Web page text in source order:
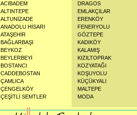
ACIBADEM
ALTINTEPE
ALTUNİZADE
ANADOLU HİSARI
ATAŞEHİR
BAĞLARBAŞI
BEYKOZ
BEYLERBEYİ
BOSTANCI
CADDEBOSTAN
ÇAMLICA
ÇENGELKÖY
ÇEŞİTLİ SEMTLER
DRAGOS
EMLAKÇILAR
ERENKÖY
FENERYOLU
GÖZTEPE
KADIKÖY
KALAMIŞ
KIZILTOPRAK
KOZYATAĞI
KOŞUYOLU
KÜÇÜKYALI
MALTEPE
MODA